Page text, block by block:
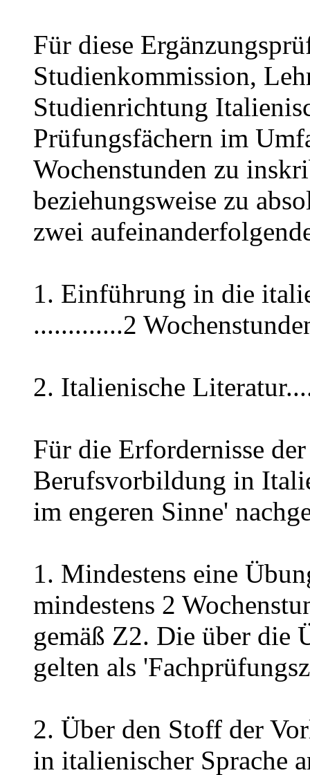
Für diese
Studienkommission,
Studienrichtung
Prüfungsfächern im
Wochenstunden zu
beziehungsweise zu
zwei
1. Einführung in die
.............2
2. Italienische
Für die Erfordernisse
Berufsvorbildung in
im engeren Sinne'
1. Mindestens eine
mindestens 2
gemäß Z2. Die über die
gelten als
2. Über den Stoff der
in italienischer Sprache